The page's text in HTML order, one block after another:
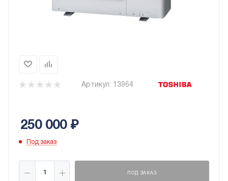
Артикул: 13964
250 000₽
Под заказ
ПОД ЗАКАЗ